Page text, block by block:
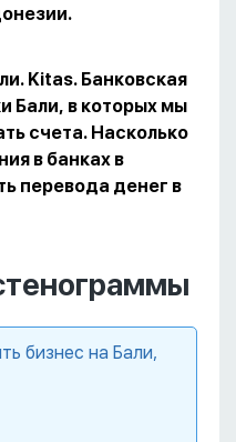
Kitas. Банковская
Бали, в которых мы
счета. Насколько
в банках в
перевода денег в
бизнес на Бали,